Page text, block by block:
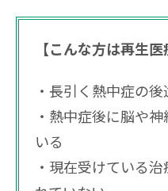
【こんな方は再生
長引く熱中症の
熱中症後に脳や
いる
現在受けている